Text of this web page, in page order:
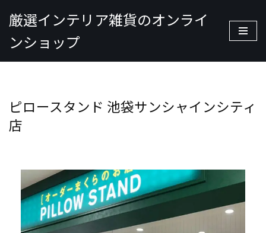
ン
テ
へ
ス
キ
厳選インテリア雑貨のオンライ
ンショップ
ピロースタンド 池袋サンシャインシティ
店